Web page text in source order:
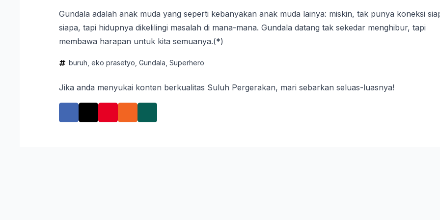
Gundala adalah anak muda yang seperti kebanyakan anak muda lainya: miskin, tak punya koneksi
siapa, tapi hidupnya dikelilingi masalah di mana-mana. Gundala datang tak sekedar menghibur, tapi
membawa harapan untuk kita semuanya.(*)
buruh eko prasetyo Gundala Superhero
Jika anda menyukai konten berkualitas Suluh Pergerakan, mari sebarkan seluas-luasnya!